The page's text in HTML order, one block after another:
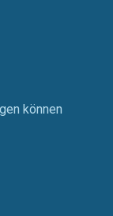
können